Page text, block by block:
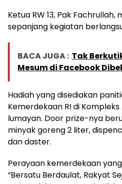
Ketua RW 13, Pak
sepanjang kegiatan
BACA JUGA : Tak
Mesum di Facebook
Hadiah yang disediakan
Kemerdekaan RI di
lumayan. Door prize-nya
minyak goreng 2 liter,
dan daster.
Perayaan kemerdekaan
“Bersatu Berdaulat, Rakyat